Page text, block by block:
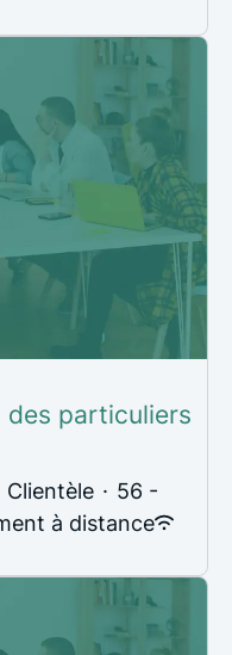
des particuliers
Clientèle · 56 -
à distance